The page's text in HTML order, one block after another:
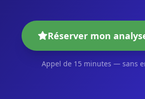
Réserver mon
Appel de 15 minutes — sans